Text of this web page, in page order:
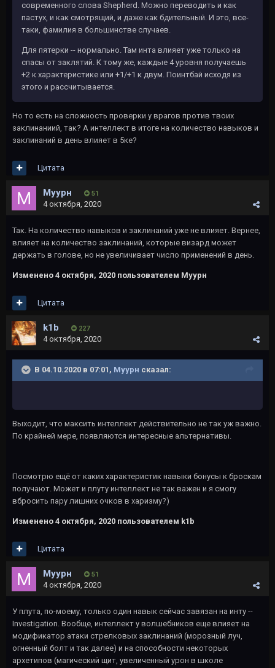
современного слова Shepherd. Можно переводить и как
пастух, и как смотрящий, и даже как бдительный. И это, все-
таки, фамилия в большинстве случаев.
Для пятерки -- нормально. Там инта влияет уже только на
спасы от заклятий. К тому же, каждые 4 уровня получаешь
+2 к характеристике или +1/+1 к двум. Поинтбай исходя из
этого и рассчитывается.
Но то есть на сложность проверки у врагов против твоих
заклинаниий, так? А интеллект в итоге на количество навыков и
заклинаний в день влияет в 5ке?
Цитата
Муурн 51
4 октября, 2020
Так. На количество навыков и заклинаний уже не влияет. Вернее,
влияет на количество заклинаний, которые визард может
держать в голове, но не увеличивает число применений в день.
Изменено 4 октября, 2020 пользователем Муурн
Цитата
k1b 227
4 октября, 2020
В 04.10.2020 в 07:01, Муурн сказал:
Выходит, что максить интеллект действительно не так уж важно.
По крайней мере, появляются интересные альтернативы.
Посмотрю ещё от каких характеристик навыки бонусы к броскам
получают. Может и плуту интеллект не так важен и я смогу
вбросить пару лишних очков в харизму?)
Изменено 4 октября, 2020 пользователем k1b
Цитата
Муурн 51
4 октября, 2020
У плута, по-моему, только один навык сейчас завязан на инту --
Investigation. Вообще, интеллект у волшебников еще влияет на
модификатор атаки стрелковых заклинаний (морозный луч,
огненный болт и так далее) и на способности некоторых
архетипов (магический щит, увеличенный урон в школе